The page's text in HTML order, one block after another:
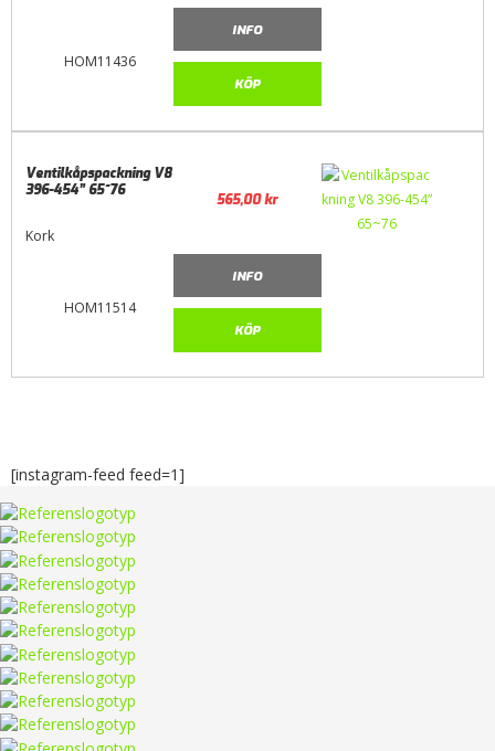
HOM11436
INFO
KÖP
HOM11514
Ventilkåpspackning V8
396-454” 65~76
Kork
565,00kr
INFO
KÖP
[instagram-feed feed=1]